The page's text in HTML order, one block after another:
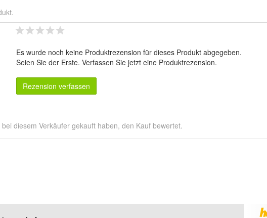
Es wurde noch keine Produktrezension für dieses Produkt abgegeben.
Seien Sie der Erste. Verfassen Sie jetzt eine Produktrezension.
Rezension verfassen
diesem Verkäufer gekauft haben, den Kauf bewertet.